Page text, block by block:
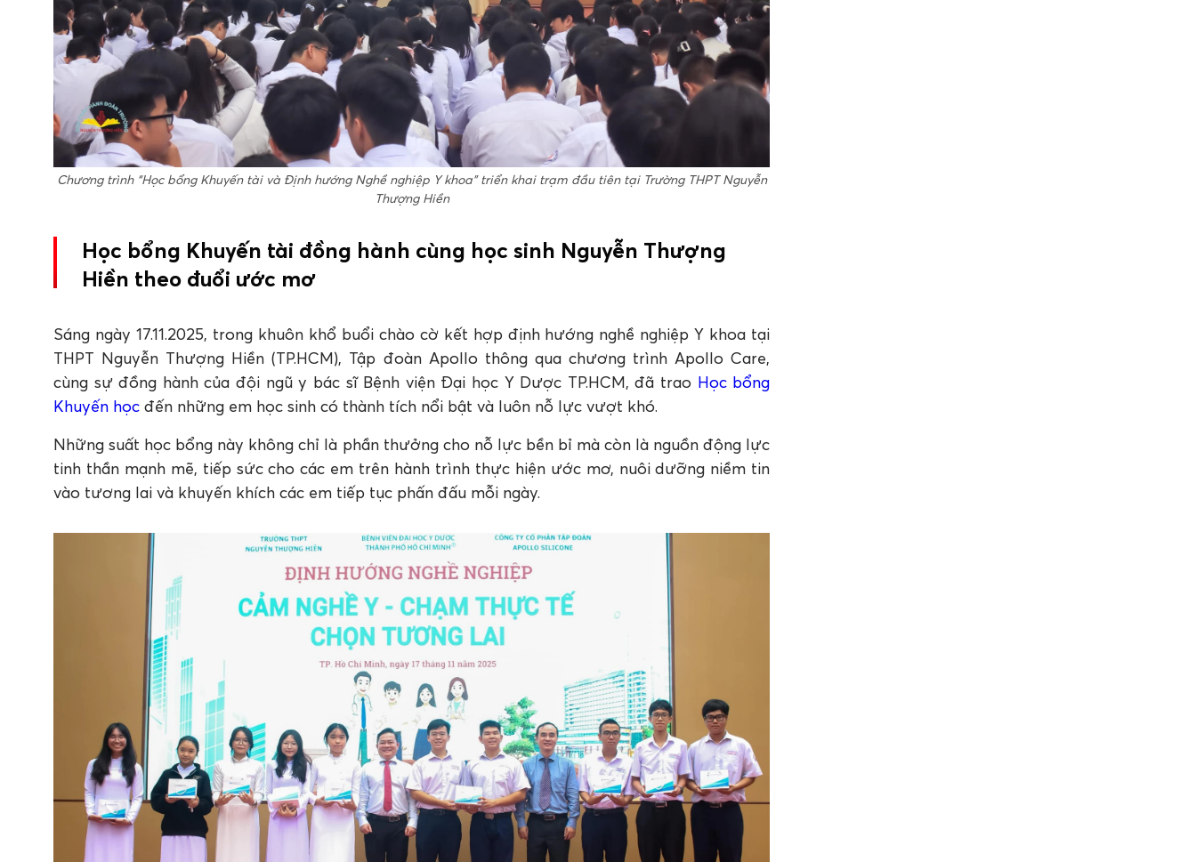
Chương trình “Học bổng Khuyến tài và Định hướng Nghề nghiệp Y khoa” triển khai trạm đầu tiên tại Trường THPT Nguyễn
Thượng Hiền
Học bổng Khuyến tài đồng hành cùng học sinh Nguyễn Thượng
Hiền theo đuổi ước mơ
Sáng ngày 17.11.2025, trong khuôn khổ buổi chào cờ kết hợp định hướng nghề nghiệp Y khoa tại
THPT Nguyễn Thượng Hiền (TP.HCM), Tập đoàn Apollo thông qua chương trình Apollo Care,
cùng sự đồng hành của đội ngũ y bác sĩ Bệnh viện Đại học Y Dược TP.HCM, đã trao Học bổng
Khuyến học đến những em học sinh có thành tích nổi bật và luôn nỗ lực vượt khó.
Những suất học bổng này không chỉ là phần thưởng cho nỗ lực bền bỉ mà còn là nguồn động lực
tinh thần mạnh mẽ, tiếp sức cho các em trên hành trình thực hiện ước mơ, nuôi dưỡng niềm tin
vào tương lai và khuyến khích các em tiếp tục phấn đấu mỗi ngày.